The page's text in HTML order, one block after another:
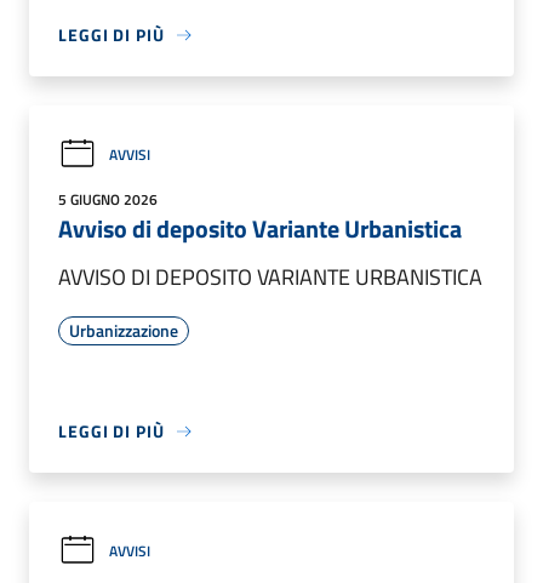
LEGGI DI PIÙ
AVVISI
5 GIUGNO 2026
Avviso di deposito Variante Urbanistica
AVVISO DI DEPOSITO VARIANTE URBANISTICA
Urbanizzazione
LEGGI DI PIÙ
AVVISI